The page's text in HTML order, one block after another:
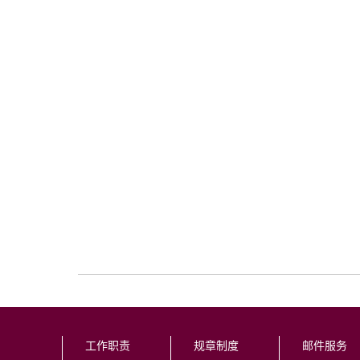
工作职责 规章制度 邮件服务